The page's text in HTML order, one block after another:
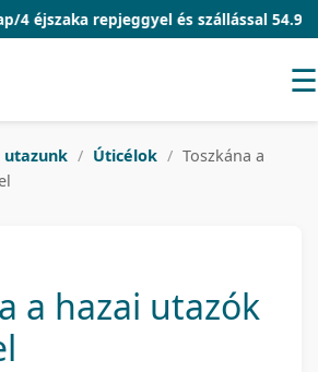
repjeggyel és szállással 54.910 Ft/fő
☰
utazunk / Úticélok / Toszkána a
a hazai utazók